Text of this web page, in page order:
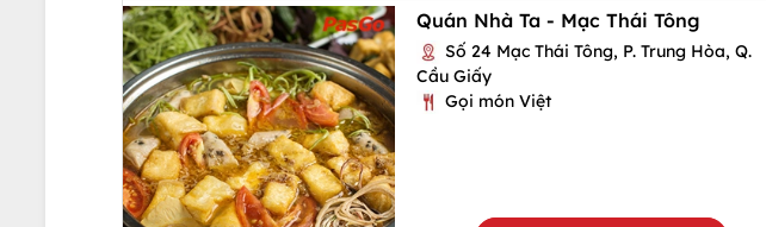
Quán Nhà Ta - Mạc Thái Tông
Số 24 Mạc Thái Tông, P. Trung Hòa, Q.
Cầu Giấy
Gọi món Việt